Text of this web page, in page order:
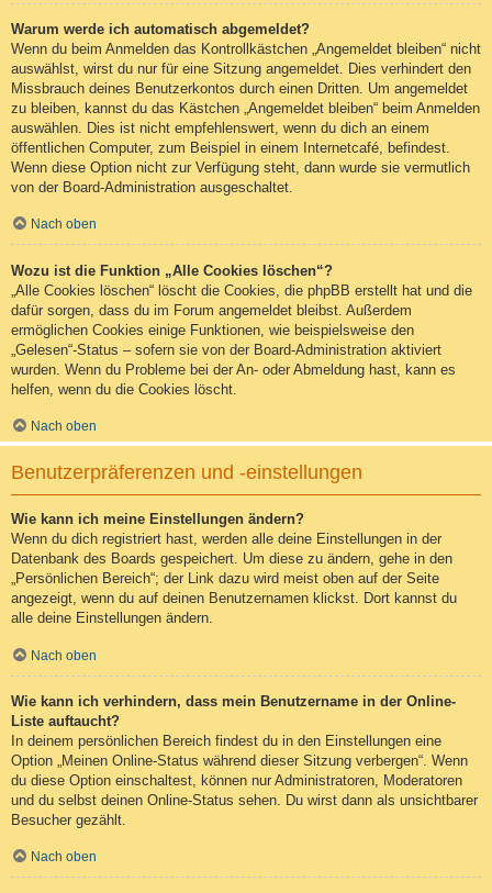
Warum werde ich automatisch abgemeldet?
Wenn du beim Anmelden das Kontrollkästchen „Angemeldet bleiben“ nicht
auswählst, wirst du nur für eine Sitzung angemeldet. Dies verhindert den
Missbrauch deines Benutzerkontos durch einen Dritten. Um angemeldet
zu bleiben, kannst du das Kästchen „Angemeldet bleiben“ beim Anmelden
auswählen. Dies ist nicht empfehlenswert, wenn du dich an einem
öffentlichen Computer, zum Beispiel in einem Internetcafé, befindest.
Wenn diese Option nicht zur Verfügung steht, dann wurde sie vermutlich
von der Board-Administration ausgeschaltet.
Nach oben
Wozu ist die Funktion „Alle Cookies löschen“?
„Alle Cookies löschen“ löscht die Cookies, die phpBB erstellt hat und die
dafür sorgen, dass du im Forum angemeldet bleibst. Außerdem
ermöglichen Cookies einige Funktionen, wie beispielsweise den
„Gelesen“-Status – sofern sie von der Board-Administration aktiviert
wurden. Wenn du Probleme bei der An- oder Abmeldung hast, kann es
helfen, wenn du die Cookies löscht.
Nach oben
Benutzerpräferenzen und -einstellungen
Wie kann ich meine Einstellungen ändern?
Wenn du dich registriert hast, werden alle deine Einstellungen in der
Datenbank des Boards gespeichert. Um diese zu ändern, gehe in den
„Persönlichen Bereich“; der Link dazu wird meist oben auf der Seite
angezeigt, wenn du auf deinen Benutzernamen klickst. Dort kannst du
alle deine Einstellungen ändern.
Nach oben
Wie kann ich verhindern, dass mein Benutzername in der Online-
Liste auftaucht?
In deinem persönlichen Bereich findest du in den Einstellungen eine
Option „Meinen Online-Status während dieser Sitzung verbergen“. Wenn
du diese Option einschaltest, können nur Administratoren, Moderatoren
und du selbst deinen Online-Status sehen. Du wirst dann als unsichtbarer
Besucher gezählt.
Nach oben